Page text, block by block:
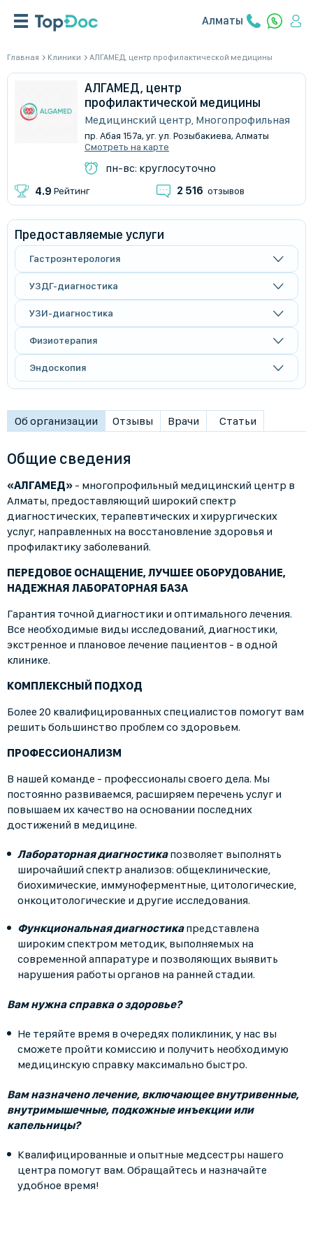
Алматы
Главная Клиники АЛГАМЕД, центр профилактической медицины
АЛГАМЕД, центр
профилактической медицины
Медицинский центр, Многопрофильная
пр. Абая 157а, уг. ул. Розыбакиева, Алматы
Смотреть на карте
пн-вс: круглосуточно
4.9 Рейтинг 2 516 отзывов
Предоставляемые услуги
Гастроэнтерология
УЗДГ-диагностика
УЗИ-диагностика
Физиотерапия
Эндоскопия
Об организации Отзывы Врачи Статьи
Общие сведения
«АЛГАМЕД» - многопрофильный медицинский центр в
Алматы, предоставляющий широкий спектр
диагностических, терапевтических и хирургических
услуг, направленных на восстановление здоровья и
профилактику заболеваний.
ПЕРЕДОВОЕ ОСНАЩЕНИЕ, ЛУЧШЕЕ ОБОРУДОВАНИЕ,
НАДЕЖНАЯ ЛАБОРАТОРНАЯ БАЗА
Гарантия точной диагностики и оптимального лечения.
Все необходимые виды исследований, диагностики,
экстренное и плановое лечение пациентов - в одной
клинике.
КОМПЛЕКСНЫЙ ПОДХОД
Более 20 квалифицированных специалистов помогут вам
решить большинство проблем со здоровьем.
ПРОФЕССИОНАЛИЗМ
В нашей команде - профессионалы своего дела. Мы
постоянно развиваемся, расширяем перечень услуг и
повышаем их качество на основании последних
достижений в медицине.
Лабораторная диагностикапозволяет выполнять
широчайший спектр анализов: общеклинические,
биохимические, иммуноферментные, цитологические,
онкоцитологические и другие исследования.
Функциональная диагностикапредставлена
широким спектром методик, выполняемых на
современной аппаратуре и позволяющих выявить
нарушения работы органов на ранней стадии.
Вам нужна справка о здоровье?
Не теряйте время в очередях поликлиник, у нас вы
сможете пройти комиссию и получить необходимую
медицинскую справку максимально быстро.
Вам назначено лечение, включающее внутривенные,
внутримышечные, подкожные инъекции или
капельницы?
Квалифицированные и опытные медсестры нашего
центра помогут вам. Обращайтесь и назначайте
удобное время!